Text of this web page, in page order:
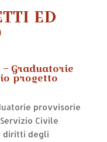
ED
Graduatorie
progetto
provvisorie
Civile
diritti degli